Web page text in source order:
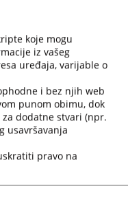
inteligencije u
prakse
Panela za
prakse u BiH
koje mogu
iz vašeg
uređaja, varijable o
i bez njih web
punom obimu, dok
dodatne stvari (npr.
usavršavanja
pravo na